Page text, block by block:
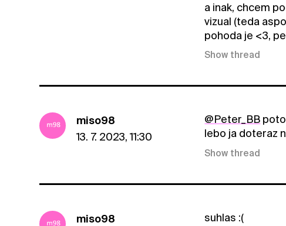
a inak, chcem
vizual (teda
pohoda je <3,
Show thread
miso98
13. 7. 2023, 11:30
@Peter_BB
lebo ja doteraz
Show thread
miso98
suhlas :(